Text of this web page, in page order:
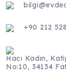
+90 212
Hacı Kadın,
No:10, 34134